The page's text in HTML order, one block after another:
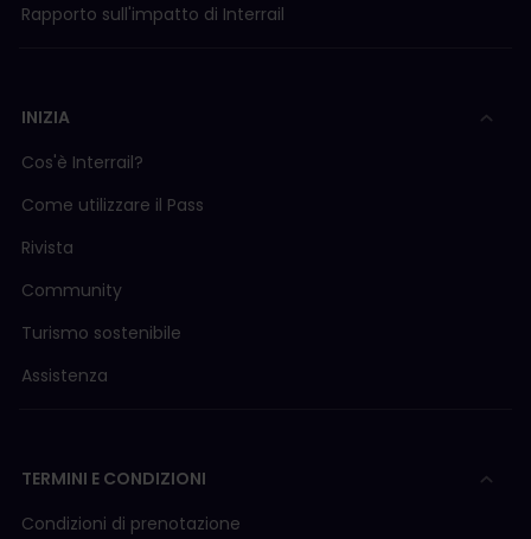
Rapporto sull'impatto di Interrail
INIZIA
Cos'è Interrail?
Come utilizzare il Pass
Rivista
Community
Turismo sostenibile
Assistenza
TERMINI E CONDIZIONI
Condizioni di prenotazione